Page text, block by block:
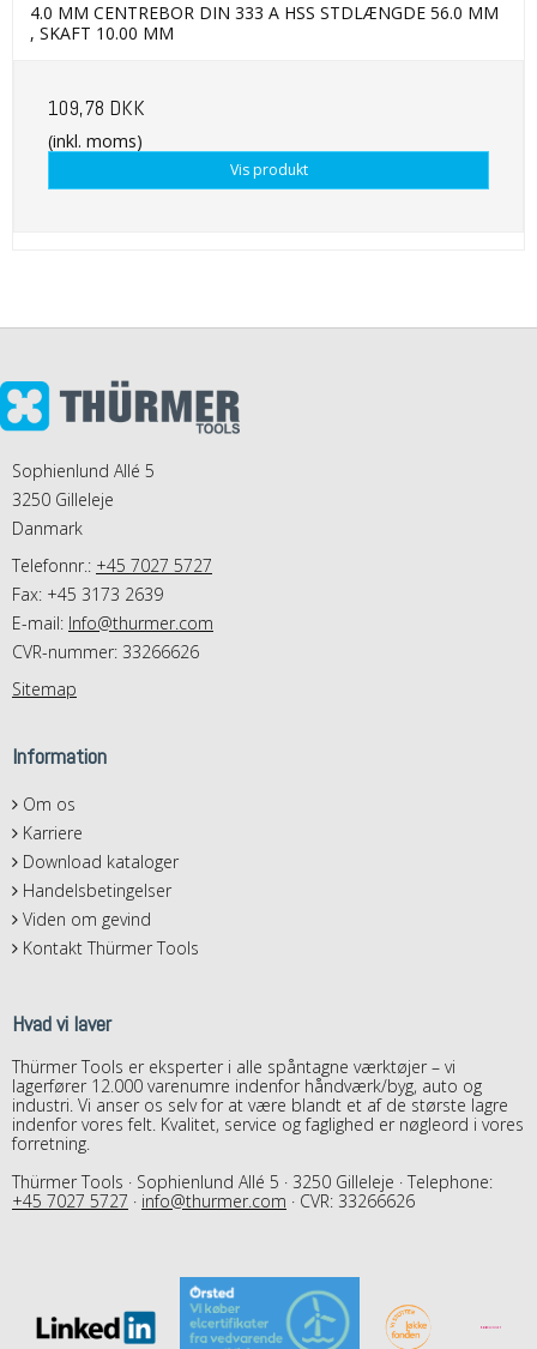
4.0 MM CENTREBOR DIN 333 A HSS STDLÆNGDE 56.0 MM
, SKAFT 10.00 MM
109,78 DKK
(inkl. moms)
Vis produkt
Sophienlund Allé 5
3250 Gilleleje
Danmark
Telefonnr.: +45 7027 5727
Fax: +45 3173 2639
E-mail: Info@thurmer.com
CVR-nummer: 33266626
Sitemap
Information
Om os
Karriere
Download kataloger
Handelsbetingelser
Viden om gevind
Kontakt Thürmer Tools
Hvad vi laver
Thürmer Tools er eksperter i alle spåntagne værktøjer – vi
lagerfører 12.000 varenumre indenfor håndværk/byg, auto og
industri. Vi anser os selv for at være blandt et af de største lagre
indenfor vores felt. Kvalitet, service og faglighed er nøgleord i vores
forretning.
Thürmer Tools · Sophienlund Allé 5 · 3250 Gilleleje · Telephone:
+45 7027 5727 · info@thurmer.com · CVR: 33266626